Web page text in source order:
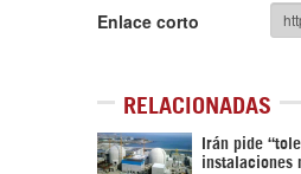
Enlace corto
RELACIONADAS
Irán pide
instalaciones